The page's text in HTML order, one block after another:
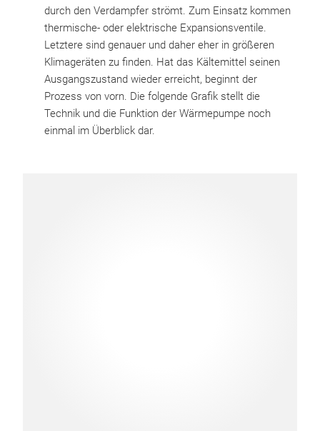
durch den Verdampfer strömt. Zum Einsatz kommen
thermische- oder elektrische Expansionsventile.
Letztere sind genauer und daher eher in größeren
Klimageräten zu finden. Hat das Kältemittel seinen
Ausgangszustand wieder erreicht, beginnt der
Prozess von vorn. Die folgende Grafik stellt die
Technik und die Funktion der Wärmepumpe noch
einmal im Überblick dar.